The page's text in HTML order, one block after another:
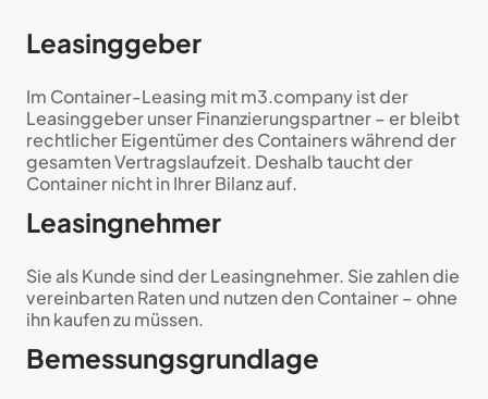
Leasinggeber
Im Container-Leasing mit m3.company ist der
Leasinggeber unser Finanzierungspartner – er bleibt
rechtlicher Eigentümer des Containers während der
gesamten Vertragslaufzeit. Deshalb taucht der
Container nicht in Ihrer Bilanz auf.
Leasingnehmer
Sie als Kunde sind der Leasingnehmer. Sie zahlen die
vereinbarten Raten und nutzen den Container – ohne
ihn kaufen zu müssen.
Bemessungsgrundlage